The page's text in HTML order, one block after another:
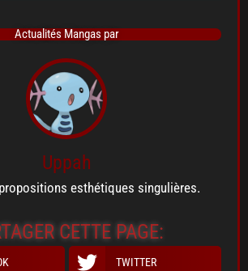
Actualités Mangas par
Uppah
esthétiques singulières.
CETTE PAGE:
TWITTER